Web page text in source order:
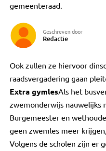
gemeenteraad.
Geschreven door
Redactie
Ook zullen ze hiervoor
raadsvergadering gaan
Extra gymlesAls het
zwemonderwijs nauwelijks
Burgemeester en
geen zwemles meer
Volgens de scholen zijn er